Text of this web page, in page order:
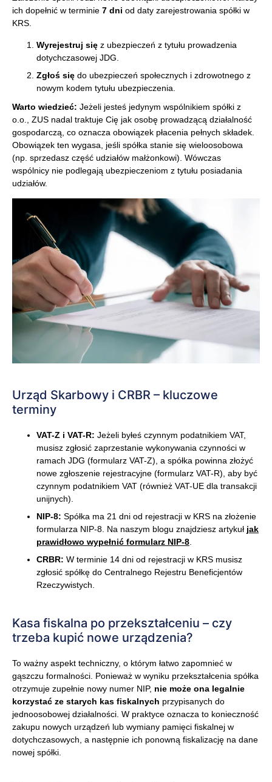
ich dopełnić w terminie 7 dni od daty zarejestrowania spółki w
KRS.
Wyrejestruj się z ubezpieczeń z tytułu prowadzenia
dotychczasowej JDG.
Zgłoś się do ubezpieczeń społecznych i zdrowotnego z
nowym kodem tytułu ubezpieczenia.
Warto wiedzieć: Jeżeli jesteś jedynym wspólnikiem spółki z
o.o., ZUS nadal traktuje Cię jak osobę prowadzącą działalność
gospodarczą, co oznacza obowiązek płacenia pełnych składek.
Obowiązek ten wygasa, jeśli spółka stanie się wieloosobowa
(np. sprzedasz część udziałów małżonkowi). Wówczas
wspólnicy nie podlegają ubezpieczeniom z tytułu posiadania
udziałów.
Urząd Skarbowy i CRBR – kluczowe
terminy
VAT-Z i VAT-R: Jeżeli byłeś czynnym podatnikiem VAT,
musisz zgłosić zaprzestanie wykonywania czynności w
ramach JDG (formularz VAT-Z), a spółka powinna złożyć
nowe zgłoszenie rejestracyjne (formularz VAT-R), aby być
czynnym podatnikiem VAT (również VAT-UE dla transakcji
unijnych).
NIP-8: Spółka ma 21 dni od rejestracji w KRS na złożenie
formularza NIP-8. Na naszym blogu znajdziesz artykuł jak
prawidłowo wypełnić formularz NIP-8
CRBR: W terminie 14 dni od rejestracji w KRS musisz
zgłosić spółkę do Centralnego Rejestru Beneficjentów
Rzeczywistych.
Kasa fiskalna po przekształceniu – czy
trzeba kupić nowe urządzenia?
To ważny aspekt techniczny, o którym łatwo zapomnieć w
gąszczu formalności. Ponieważ w wyniku przekształcenia spółka
otrzymuje zupełnie nowy numer NIP, nie może ona legalnie
korzystać ze starych kas fiskalnych przypisanych do
jednoosobowej działalności. W praktyce oznacza to konieczność
zakupu nowych urządzeń lub wymiany pamięci fiskalnej w
dotychczasowych, a następnie ich ponowną fiskalizację na dane
nowej spółki.